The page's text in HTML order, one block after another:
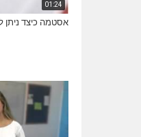
01:24
אסטמה כיצד